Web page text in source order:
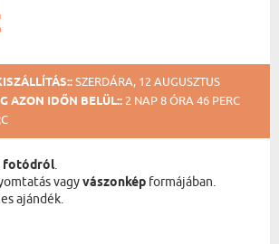
SZERDÁRA, 12 AUGUSZTUS
AZON IDŐN BELÜL:: 2 NAP 8 ÓRA 46 PERC
fotódról.
vagyvászonkép formájában.
ajándék.